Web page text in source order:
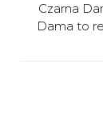
Czarna
Dama to